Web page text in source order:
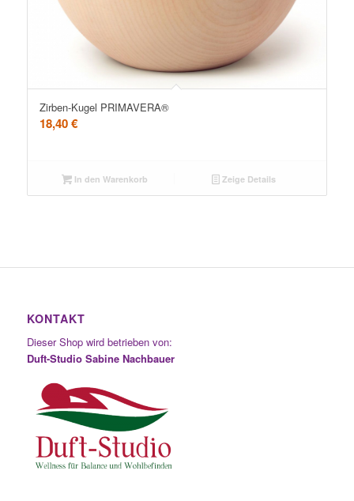
Zirben-Kugel PRIMAVERA®
18,40€
In den Warenkorb Zeige Details
KONTAKT
Dieser Shop wird betrieben von:
Duft-Studio Sabine Nachbauer